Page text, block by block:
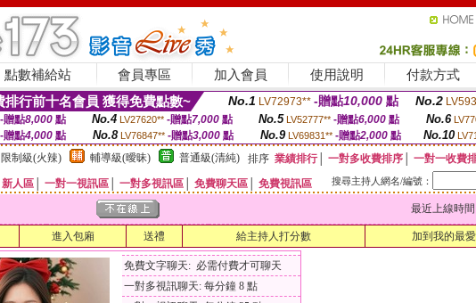
點數補給站 會員專區 加入會員 使用說明 付款方式
排行前十名會員 獲得免費點數~ No.1 LV72973** -贈點10,000 點 No.2
-贈點8,000點 No.4 LV27620** -贈點7,000點 No.5 LV52777** -贈點6,000點 No.6
-贈點4,000 點 No.8 LV76847** -贈點3,000 點 No.9 LV69831** -贈點2,000點 No.10
限制級(火辣) 輔導級(曖昧) 普通級(清純) 排序 業績排行│ 一對多收費排序
一對一收費
新人區 一對一視訊區 一對多視訊區 免費聊天區 免費視訊區 搜尋主持人網名/編號：
最近上線時間
進入包廂 送禮 給主持人打分數 加到我的最愛
免費文字聊天: 必需付費才可聊天
一對多視訊聊天: 每分鐘 8 點